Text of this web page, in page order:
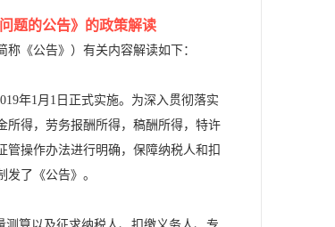
题的公告》的政策解读
《公告》）有关内容解读如下：
年1月1日正式实施。为深入贯彻落实
所得，劳务报酬所得，稿酬所得，特许
操作办法进行明确，保障纳税人和扣
了《公告》。